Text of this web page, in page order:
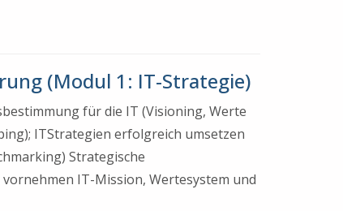
(Modul 1: IT-Strategie)
für die IT (Visioning, Werte
ITStrategien erfolgreich umsetzen
Strategische
IT-Mission, Wertesystem und